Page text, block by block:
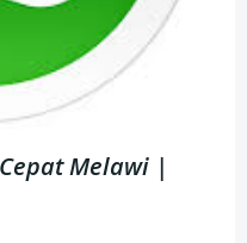
Melawi |